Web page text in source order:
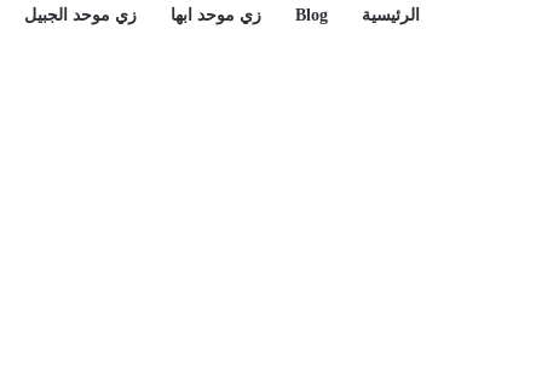
الرئيسية Blog زي موحد ابها زي موحد الجبيل